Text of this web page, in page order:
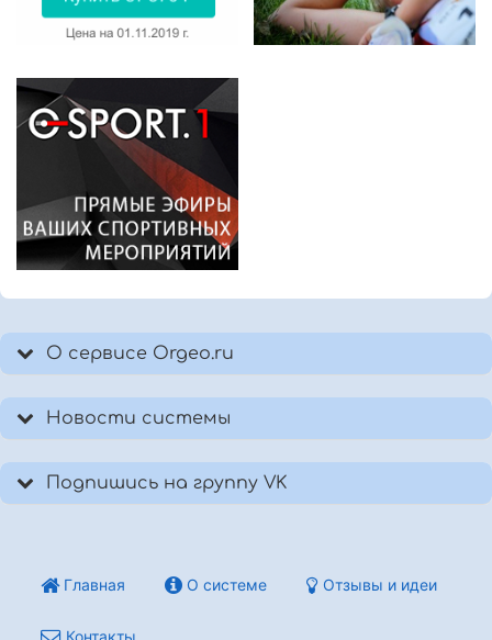
О сервисе Orgeo.ru
Новости системы
Подпишись на группу VK
Главная О системе Отзывы и идеи